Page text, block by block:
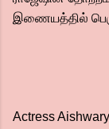
இணையத்தில்
Actress